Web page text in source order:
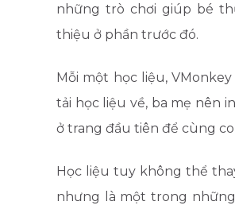
những trò chơi giúp bé
thiệu ở phần trước đó.
Mỗi một học liệu,
tải học liệu về, ba mẹ nên
ở trang đầu tiên để cùng
Học liệu tuy không thể
nhưng là một trong